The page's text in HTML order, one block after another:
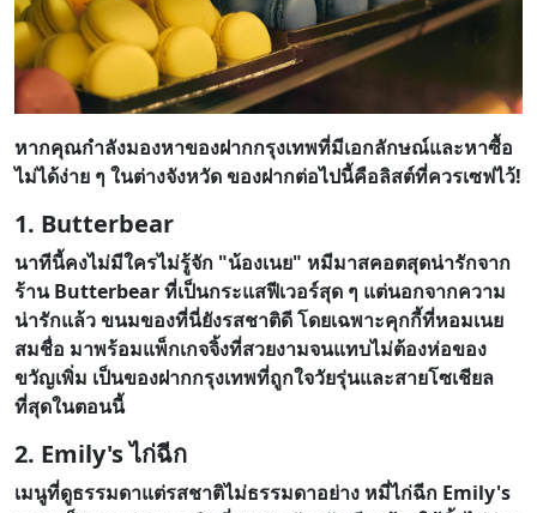
หากคุณกำลังมองหาของฝากกรุงเทพที่มีเอกลักษณ์และหาซื้อ
ไม่ได้ง่าย ๆ ในต่างจังหวัด ของฝากต่อไปนี้คือลิสต์ที่ควรเซฟไว้!
1. Butterbear
นาทีนี้คงไม่มีใครไม่รู้จัก "น้องเนย" หมีมาสคอตสุดน่ารักจาก
ร้าน Butterbear ที่เป็นกระแสฟีเวอร์สุด ๆ แต่นอกจากความ
น่ารักแล้ว ขนมของที่นี่ยังรสชาติดี โดยเฉพาะคุกกี้ที่หอมเนย
สมชื่อ มาพร้อมแพ็กเกจจิ้งที่สวยงามจนแทบไม่ต้องห่อของ
ขวัญเพิ่ม เป็นของฝากกรุงเทพที่ถูกใจวัยรุ่นและสายโซเชียล
ที่สุดในตอนนี้
2. Emily's ไก่ฉีก
เมนูที่ดูธรรมดาแต่รสชาติไม่ธรรมดาอย่าง หมี่ไก่ฉีก Emily's